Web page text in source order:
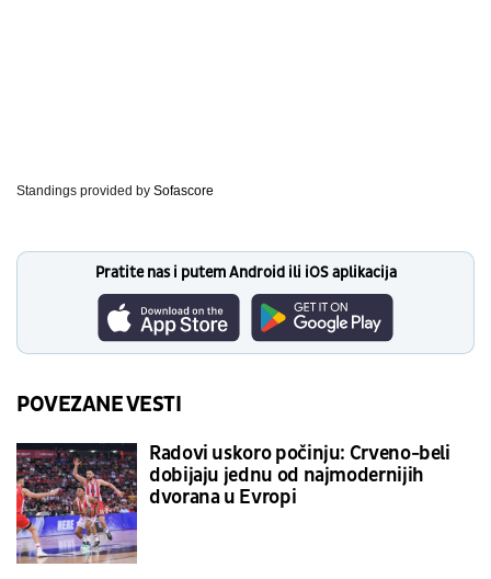
Standings provided by Sofascore
Pratite nas i putem Android ili iOS aplikacija
POVEZANE VESTI
Radovi uskoro počinju: Crveno-beli
dobijaju jednu od najmodernijih
dvorana u Evropi